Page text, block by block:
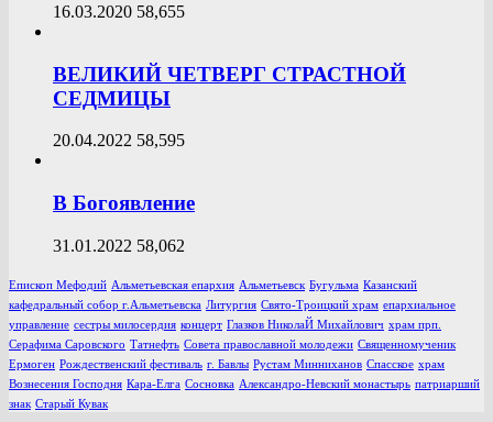
16.03.2020 58,655
ВЕЛИКИЙ ЧЕТВЕРГ СТРАСТНОЙ
СЕДМИЦЫ
20.04.2022 58,595
В Богоявление
31.01.2022 58,062
Епископ Мефодий Альметьевская епархия Альметьевск Бугульма Казанский
кафедральный собор г.Альметьевска Литургия Свято-Троицкий храм епархиальное
управление сестры милосердия концерт Глазков НиколаЙ Михайлович храм прп.
Серафима Саровского Татнефть Совета православной молодежи Священномученик
Ермоген Рождественский фестиваль г. Бавлы Рустам Минниханов Спасское храм
Вознесения Господня Кара-Елга Сосновка Александро-Невский монастырь патриарший
знак Старый Кувак